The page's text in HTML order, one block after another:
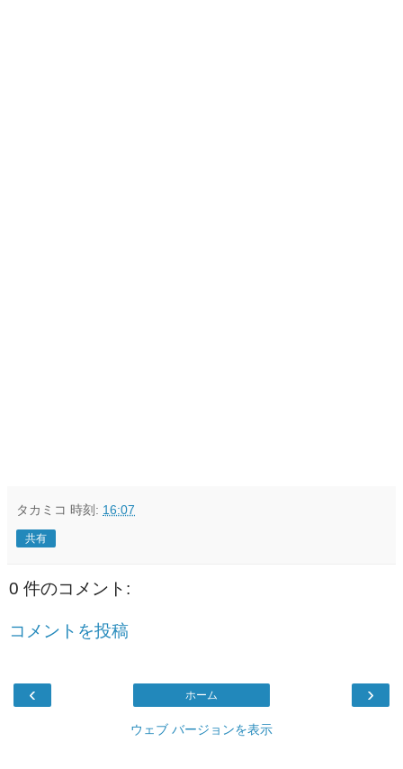
タカミコ 時刻: 16:07
共有
0 件のコメント:
コメントを投稿
‹ ›
ホーム
ウェブ バージョンを表示